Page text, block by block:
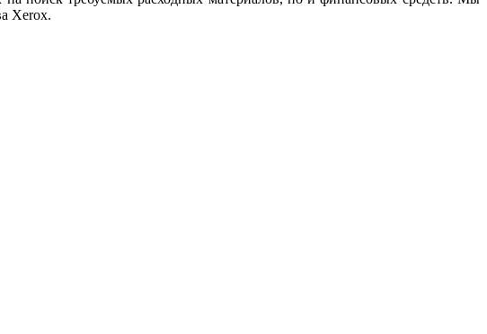
Xerox.